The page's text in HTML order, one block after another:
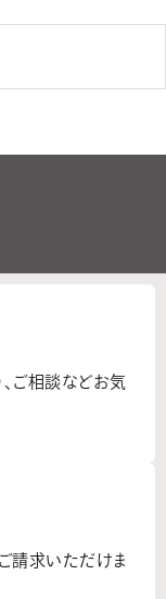
ご相談などお気
請求いただけま